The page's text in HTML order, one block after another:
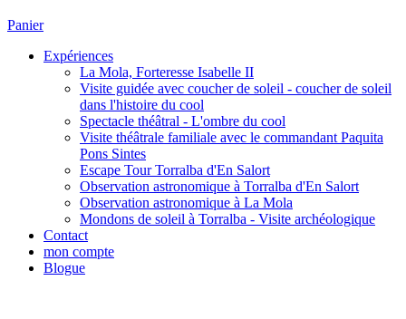
Panier
Expériences
La Mola, Forteresse Isabelle II
Visite guidée avec coucher de soleil - coucher de soleil
dans l'histoire du cool
Spectacle théâtral - L'ombre du cool
Visite théâtrale familiale avec le commandant Paquita
Pons Sintes
Escape Tour Torralba d'En Salort
Observation astronomique à Torralba d'En Salort
Observation astronomique à La Mola
Mondons de soleil à Torralba - Visite archéologique
Contact
mon compte
Blogue